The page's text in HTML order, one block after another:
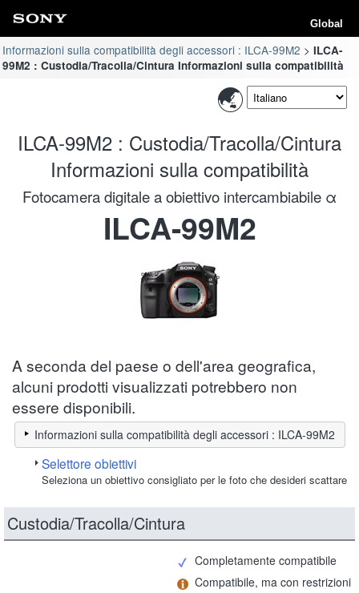
Global
Informazioni sulla compatibilità degli accessori : ILCA-99M2
ILCA-
99M2 : Custodia/Tracolla/Cintura Informazioni sulla compatibilità
ILCA-99M2 : Custodia/Tracolla/Cintura
Informazioni sulla compatibilità
Fotocamera digitale a obiettivo intercambiabile α
ILCA-99M2
A seconda del paese o dell'area geografica,
alcuni prodotti visualizzati potrebbero non
essere disponibili.
Informazioni sulla compatibilità degli accessori : ILCA-99M2
Selettore obiettivi
Seleziona un obiettivo consigliato per le foto che desideri scattare
Custodia/Tracolla/Cintura
Completamente compatibile
Compatibile, ma con restrizioni